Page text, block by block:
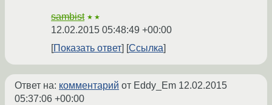
sambist ★★
12.02.2015 05:48:49 +00:00
Показать ответ
Ссылка
Ответ на: комментарий от Eddy_Em 12.02.2015
05:37:06 +00:00